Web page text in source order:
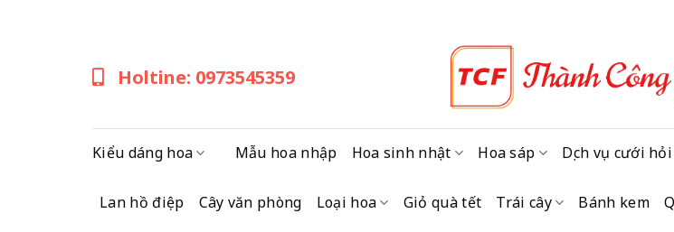
Holtine: 0973545359
Kiểu dáng hoa Mẫu hoa nhập Hoa sinh nhật Hoa sáp Dịch vụ cưới hỏi
Lan hồ điệp Cây văn phòng Loại hoa Giỏ quà tết Trái cây Bánh kem